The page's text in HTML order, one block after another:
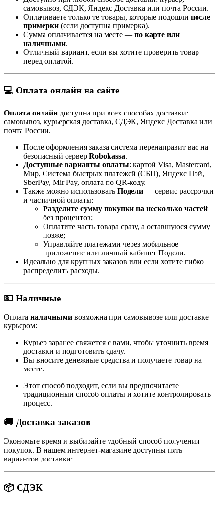
самовывоз, СДЭК, Яндекс Доставка или почта России.
Оплачиваете только те товары, которые подошли после
примерки (если доступна примерка).
Сумма оплачивается на месте — по карте или
наличными.
Отличный вариант, если вы хотите проверить товар
перед оплатой.
💻 Оплата онлайн на сайте
Оплата онлайн доступна при всех способах доставки:
самовывоз, курьерская доставка, СДЭК, Яндекс Доставка или
почта России.
После оформления заказа система перенаправит вас на
безопасный сервер Robokassa.
Доступные варианты оплаты: картой Visa, Mastercard,
Мир, Система быстрых платежей (СБП), Яндекс Пэй,
SberPay, Mir Pay, оплата по QR-коду.
Также можно использовать Подели — сервис рассрочки
и частичной оплаты:
Разделите сумму покупки на несколько частей
без процентов;
Оплатите часть товара сразу, а оставшуюся сумму
позже;
Управляйте платежами через мобильное
приложение или личный кабинет Подели.
Идеально для крупных заказов или если хотите гибко
распределить расходы.
💵 Наличные
Оплата наличными возможна при самовывозе или доставке
курьером:
Курьер заранее свяжется с вами, чтобы уточнить время
доставки и подготовить сдачу.
Вы вносите денежные средства и получаете товар на
месте.
Этот способ подходит, если вы предпочитаете
традиционный способ оплаты и хотите контролировать
процесс.
🚚 Доставка заказов
Экономьте время и выбирайте удобный способ получения
покупок. В нашем интернет-магазине доступны пять
вариантов доставки:
📦 СДЭК